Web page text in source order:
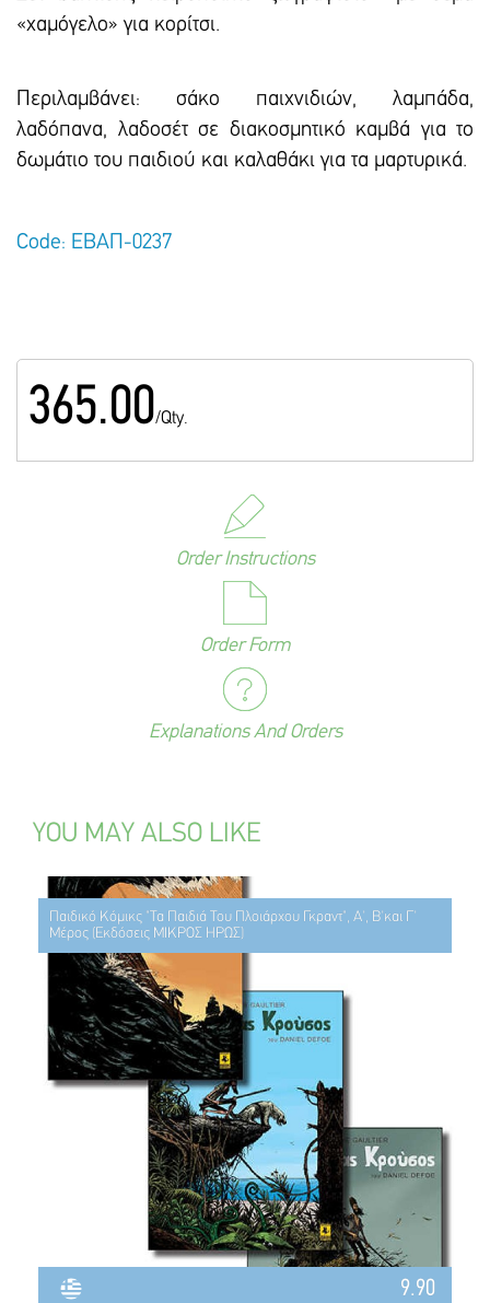
«χαμόγελο» για κορίτσι.
Περιλαμβάνει: σάκο παιχνιδιών, λαμπάδα,
λαδόπανα, λαδοσέτ σε διακοσμητικό καμβά για το
δωμάτιο του παιδιού και καλαθάκι για τα μαρτυρικά.
Code: ΕΒΑΠ-0237
365.00/Qty.
Order Instructions
Order Form
Explanations And Orders
YOU MAY ALSO LIKE
Παιδικό Κόμικς "Τα Παιδιά Του Πλοιάρχου Γκραντ", Α', Β'και Γ'
Μέρος (Εκδόσεις ΜΙΚΡΟΣ ΗΡΩΣ)
9.90